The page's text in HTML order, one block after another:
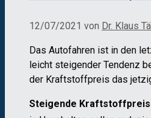
12/07/2021 von Dr. Klaus
Das Autofahren ist in den
leicht steigender Tendenz
der Kraftstoffpreis das
Steigende